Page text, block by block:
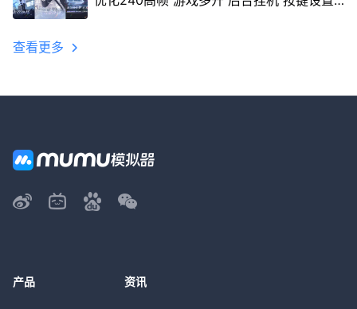
查看更多
产品 资讯